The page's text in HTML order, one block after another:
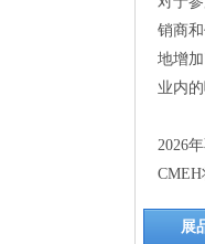
销商
地增
业内
2026
展